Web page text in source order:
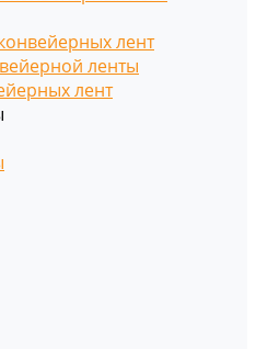
лент
ленты
лент